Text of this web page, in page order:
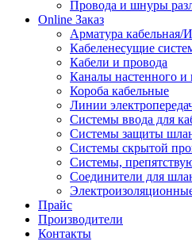
Провода и шнуры
Online Заказ
Арматура
Кабеленесущие
Кабели и провода
Каналы настенного и
Короба кабельные
Линии
Системы ввода для
Системы защиты
Системы скрытой
Системы,
Соединители для
Прайс
Производители
Контакты